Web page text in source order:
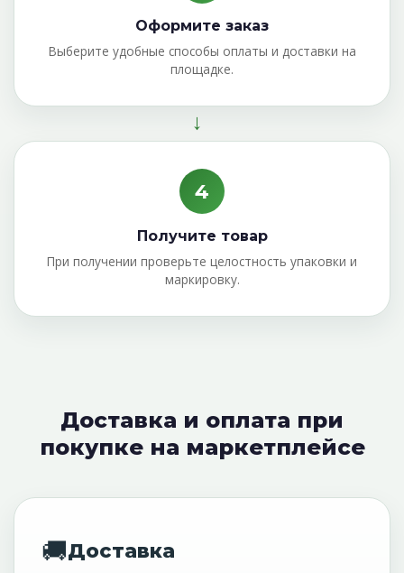
Оформите заказ
Выберите удобные способы оплаты и доставки на
площадке.
→
4
Получите товар
При получении проверьте целостность упаковки и
маркировку.
Доставка и оплата при
покупке на маркетплейсе
🚚Доставка